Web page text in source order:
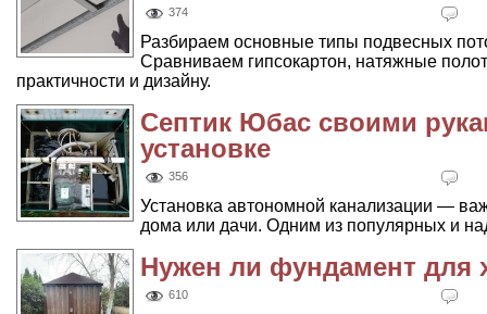
374
Разбираем основные типы подвесных
Сравниваем гипсокартон, натяжные
практичности и дизайну.
Септик Юбас своими
установке
356
Установка автономной канализации —
дома или дачи. Одним из популярных и
Нужен ли фундамент для
610